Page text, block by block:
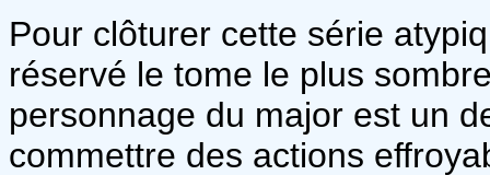
Pour clôturer cette série
réservé le tome le plus
personnage du major est un
commettre des actions